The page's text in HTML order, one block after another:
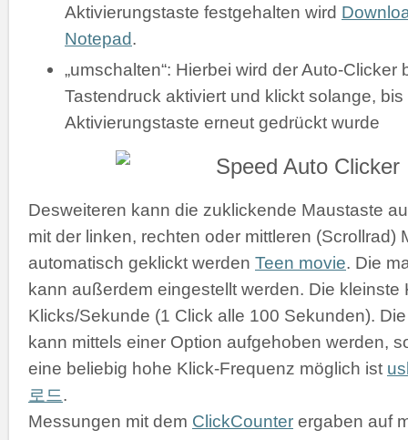
Aktivierungstaste festgehalten wird
Notepad.
„umschalten“: Hierbei wird der Auto-Clicker
Tastendruck aktiviert und klickt solange, bis
Aktivierungstaste erneut gedrückt wurde
Desweiteren kann die zuklickende Maustaste
mit der linken, rechten oder mittleren (Scrollrad)
automatisch geklickt werden Teen movie. Die
kann außerdem eingestellt werden. Die kleinste
Klicks/Sekunde (1 Click alle 100 Sekunden).
kann mittels einer Option aufgehoben werden,
eine beliebig hohe Klick-Frequenz möglich ist
로드.
Messungen mit dem ClickCounter ergaben auf